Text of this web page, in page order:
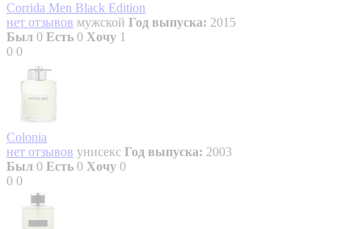
Corrida Men Black Edition
нет отзывов мужской Год выпуска: 2015
Был 0 Есть 0 Хочу 1
0 0
Colonia
нет отзывов унисекс Год выпуска: 2003
Был 0 Есть 0 Хочу 0
0 0